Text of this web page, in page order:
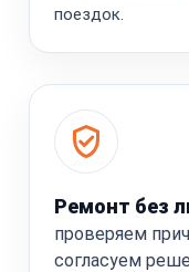
поездок.
Ремонт без
проверяем
согласуем